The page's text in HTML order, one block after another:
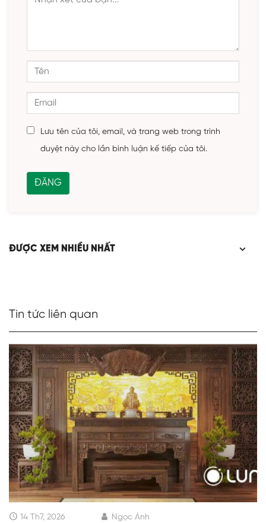
Lưu tên của tôi, email, và trang web trong trình
duyệt này cho lần bình luận kế tiếp của tôi.
ĐƯỢC XEM NHIỀU NHẤT
Tin tức liên quan
14 Th7, 2026 Ngọc Ánh